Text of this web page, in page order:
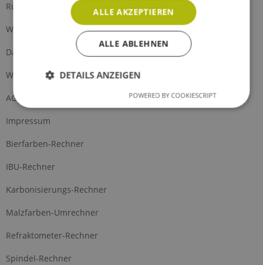
Rückgabe
Widerrufsrecht
Datenschutz
Widerrufsformular
AGB
Impressum
Bierfarben-Rechner
IBU-Rechner
Karbonisierungs-Rechner
Malzfarben-Umrechner
Refraktometer-Rechner
Spindel-Rechner
ALLE AKZEPTIEREN
ALLE ABLEHNEN
DETAILS ANZEIGEN
POWERED BY COOKIESCRIPT